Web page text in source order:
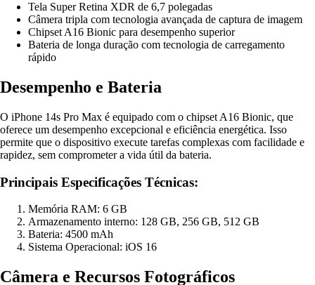
Tela Super Retina XDR de 6,7 polegadas
Câmera tripla com tecnologia avançada de captura de imagem
Chipset A16 Bionic para desempenho superior
Bateria de longa duração com tecnologia de carregamento
rápido
Desempenho e Bateria
O iPhone 14s Pro Max é equipado com o chipset A16 Bionic, que
oferece um desempenho excepcional e eficiência energética. Isso
permite que o dispositivo execute tarefas complexas com facilidade e
rapidez, sem comprometer a vida útil da bateria.
Principais Especificações Técnicas:
Memória RAM: 6 GB
Armazenamento interno: 128 GB, 256 GB, 512 GB
Bateria: 4500 mAh
Sistema Operacional: iOS 16
Câmera e Recursos Fotográficos